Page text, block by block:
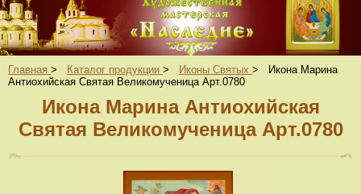
Главная > Каталог продукции > Иконы Святых >
Икона Марина
Антиохийская Святая Великомученица Арт.0780
Икона Марина Антиохийская
Святая Великомученица Арт.0780